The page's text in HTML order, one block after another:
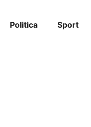
Politica Sport